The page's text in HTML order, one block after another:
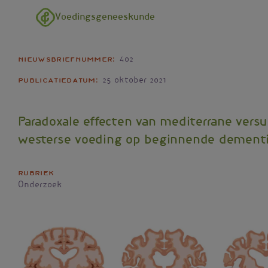
Overslaan en naar de inhoud gaan
Voedingsgeneeskunde
Nieuwsbriefnummer 402
Publicatiedatum 25 oktober 2021
Paradoxale effecten van mediterrane
westerse voeding op beginnende
Rubriek
Onderzoek